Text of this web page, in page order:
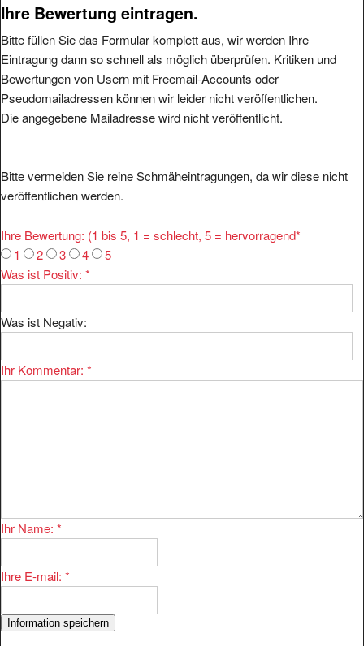
Ihre Bewertung eintragen.
Bitte füllen Sie das Formular komplett aus, wir werden Ihre
Eintragung dann so schnell als möglich überprüfen. Kritiken und
Bewertungen von Usern mit Freemail-Accounts oder
Pseudomailadressen können wir leider nicht veröffentlichen.
Die angegebene Mailadresse wird nicht veröffentlicht.
Bitte vermeiden Sie reine Schmäheintragungen, da wir diese nicht
veröffentlichen werden.
Ihre Bewertung: (1 bis 5, 1 = schlecht, 5 = hervorragend*
1
2 3 4
5
Was ist Positiv: *
Was ist Negativ:
Ihr Kommentar: *
Ihr Name: *
Ihre E-mail: *